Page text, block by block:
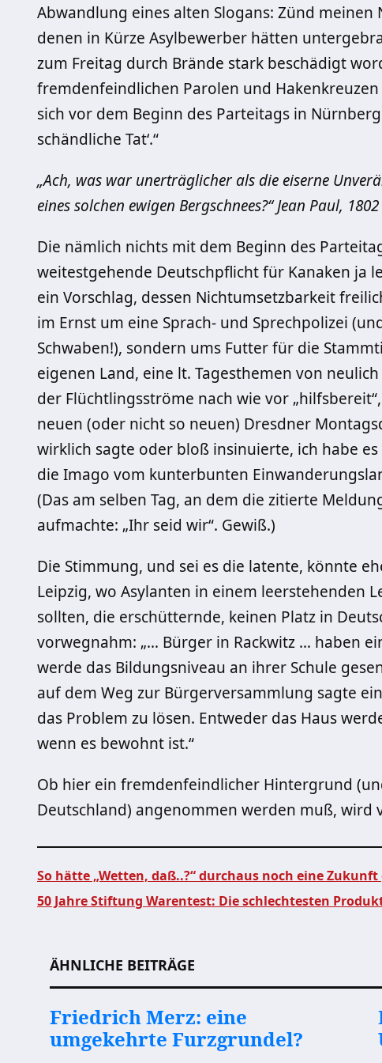
Abwandlung eines alten Slogans: Zünd meinen
denen in Kürze Asylbewerber hätten
zum Freitag durch Brände stark beschädigt
fremdenfeindlichen Parolen und Hakenkreuzen
sich vor dem Beginn des Parteitags in
schändliche Tat‘.“
„Ach, was war unerträglicher als die eiserne
eines solchen ewigen Bergschnees?“ Jean Paul, 1802
Die nämlich nichts mit dem Beginn des
weitestgehende Deutschpflicht für Kanaken ja
ein Vorschlag, dessen Nichtumsetzbarkeit
im Ernst um eine Sprach- und Sprechpolizei
Schwaben!), sondern ums Futter für die
eigenen Land, eine lt. Tagesthemen von
der Flüchtlingsströme nach wie vor
neuen (oder nicht so neuen) Dresdner
wirklich sagte oder bloß insinuierte, ich habe
die Imago vom kunterbunten
(Das am selben Tag, an dem die zitierte
aufmachte: „Ihr seid wir“. Gewiß.)
Die Stimmung, und sei es die latente, könnte
Leipzig, wo Asylanten in einem leerstehenden
sollten, die erschütternde, keinen Platz in
vorwegnahm: „… Bürger in Rackwitz … haben
werde das Bildungsniveau an ihrer Schule
auf dem Weg zur Bürgerversammlung sagte
das Problem zu lösen. Entweder das Haus
wenn es bewohnt ist.“
Ob hier ein fremdenfeindlicher Hintergrund
Deutschland) angenommen werden muß,
So hätte „Wetten, daß..?“ durchaus noch eine
50 Jahre Stiftung Warentest: Die schlechtesten
ÄHNLICHE BEITRÄGE
Friedrich Merz: eine
umgekehrte Furzgrundel?